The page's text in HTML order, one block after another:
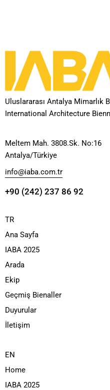
Uluslararası Antalya Mimarlık
International Architecture
Meltem Mah. 3808.Sk. No:16
Antalya/Türkiye
info@iaba.com.tr
+90 (242) 237 86 92
TR
Ana Sayfa
IABA 2025
Arada
Ekip
Geçmiş Bienaller
Duyurular
İletişim
EN
Home
IABA 2025